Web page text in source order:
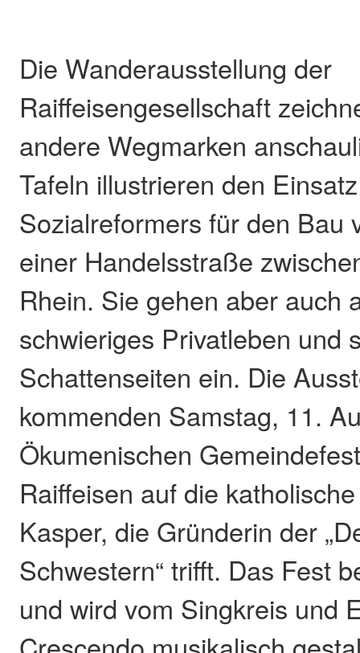
Die Wanderausstellung der
Raiffeisengesellschaft
andere Wegmarken
Tafeln illustrieren den
Sozialreformers für den Bau
einer Handelsstraße
Rhein. Sie gehen aber auch
schwieriges Privatleben und
Schattenseiten ein. Die
kommenden Samstag, 11.
Ökumenischen
Raiffeisen auf die
Kasper, die Gründerin der
Schwestern“ trifft. Das Fest
und wird vom Singkreis und